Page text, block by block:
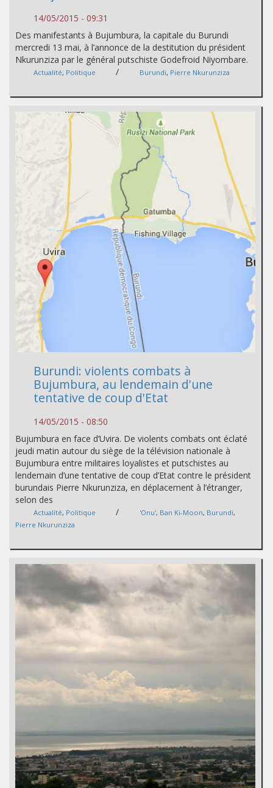
14/05/2015 - 09:31
Des manifestants à Bujumbura, la capitale du Burundi
mercredi 13 mai, à l’annonce de la destitution du président
Nkurunziza par le général putschiste Godefroid Niyombare.
Actualité, Politique / Burundi, Pierre Nkurunziza
Burundi: violents combats à
Bujumbura, au lendemain d'une
tentative de coup d'Etat
14/05/2015 - 08:50
Bujumbura en face d’Uvira. De violents combats ont éclaté
jeudi matin autour du siège de la télévision nationale à
Bujumbura entre militaires loyalistes et putschistes au
lendemain d’une tentative de coup d’Etat contre le président
burundais Pierre Nkurunziza, en déplacement à l’étranger,
selon des
Actualité, Politique / 'Onu', Ban Ki-Moon, Burundi,
Pierre Nkurunziza